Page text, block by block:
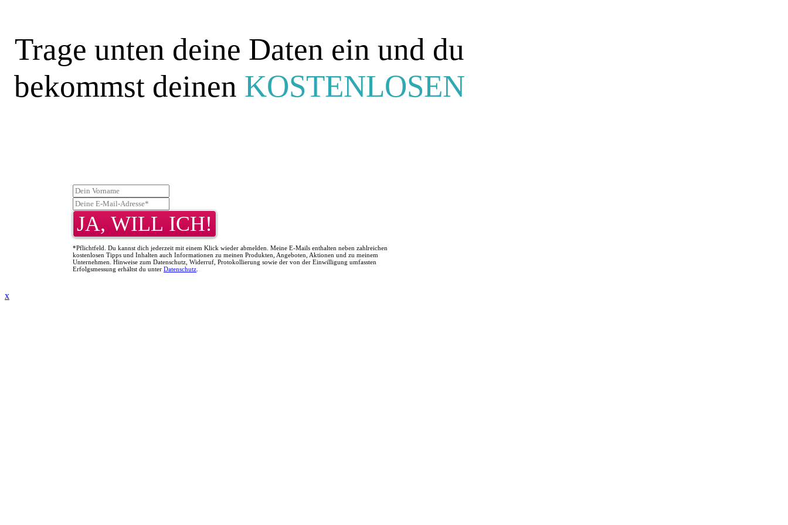
Trage unten deine Daten ein und du
bekommst deinen KOSTENLOSEN
JA, WILL ICH!
*Pflichtfeld. Du kannst dich jederzeit mit einem Klick wieder abmelden. Meine E-Mails enthalten neben zahlreichen
kostenlosen Tipps und Inhalten auch Informationen zu meinen Produkten, Angeboten, Aktionen und zu meinem
Unternehmen. Hinweise zum Datenschutz, Widerruf, Protokollierung sowie der von der Einwilligung umfassten
Erfolgsmessung erhältst du unter Datenschutz
x